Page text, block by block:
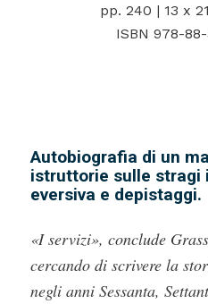
pp. 240 | 13 x
ISBN 978-
Autobiografia di un
istruttorie sulle stragi
eversiva e depistaggi.
«I servizi», conclude
cercando di scrivere la
negli anni Sessanta,